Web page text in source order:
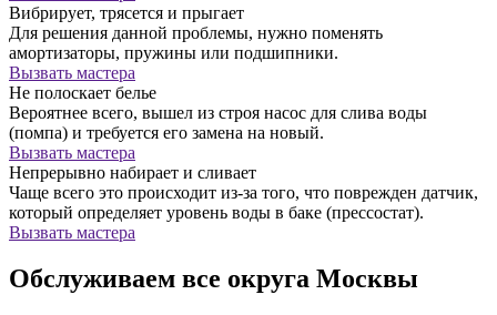
Вибрирует, трясется и прыгает
Для решения данной проблемы, нужно поменять
амортизаторы, пружины или подшипники.
Вызвать мастера
Не полоскает белье
Вероятнее всего, вышел из строя насос для слива воды
(помпа) и требуется его замена на новый.
Вызвать мастера
Непрерывно набирает и сливает
Чаще всего это происходит из-за того, что поврежден датчик,
который определяет уровень воды в баке (прессостат).
Вызвать мастера
Обслуживаем все округа Москвы